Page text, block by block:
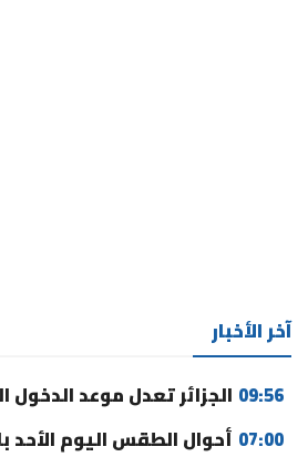
آخر الأخبار
09:56 الجزائر تعدل موعد الدخول
07:00 أحوال الطقس اليوم الأحد